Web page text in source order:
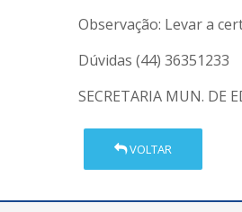
Observação: Levar a
Dúvidas (44) 36351233
SECRETARIA MUN. DE
VOLTAR